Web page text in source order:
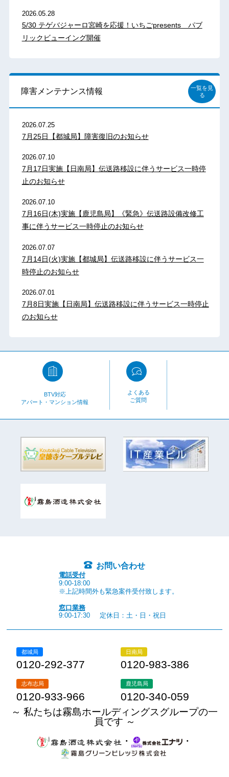
2026.05.28
5/30 テゲバジャーロ宮崎を応援！いちごpresents パブ
リックビューイング開催
障害メンテナンス情報
一覧を見
る
2026.07.25
7月25日【都城局】障害復旧のお知らせ
2026.07.10
7月17日実施【日南局】伝送路移設に伴うサービス一時停
止のお知らせ
2026.07.10
7月16日(木)実施【鹿児島局】《緊急》伝送路設備改修工
事に伴うサービス一時停止のお知らせ
2026.07.07
7月14日(火)実施【都城局】伝送路移設に伴うサービス一
時停止のお知らせ
2026.07.01
7月8日実施【日南局】伝送路移設に伴うサービス一時停止
のお知らせ
BTV対応
アパート・マンション情報
よくある
ご質問
お問い合わせ
電話受付
9:00-18:00
※上記時間外も緊急案件受付致します。
窓口業務
9:00-17:30
定休日：土・日・祝日
都城局
0120-292-377
日南局
0120-983-386
志布志局
0120-933-966
鹿児島局
0120-340-059
～ 私たちは霧島ホールディングスグループの一
員です ～
・
・